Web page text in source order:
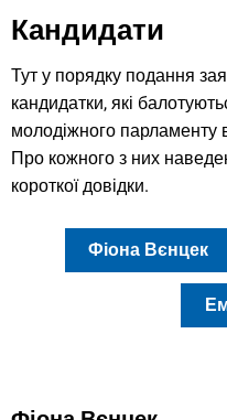
Кандидати
Тут у порядку подання
кандидатки, які
молодіжного парламенту
Про кожного з них
короткої довідки.
Фіона Вєнцек